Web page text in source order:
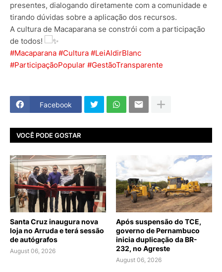
presentes, dialogando diretamente com a comunidade e
tirando dúvidas sobre a aplicação dos recursos.
A cultura de Macaparana se constrói com a participação
de todos!
#Macaparana #Cultura #LeiAldirBlanc
#ParticipaçãoPopular #GestãoTransparente
Facebook
VOCÊ PODE GOSTAR
Santa Cruz inaugura nova
loja no Arruda e terá sessão
de autógrafos
August 06, 2026
Após suspensão do TCE,
governo de Pernambuco
inicia duplicação da BR-
232, no Agreste
August 06, 2026